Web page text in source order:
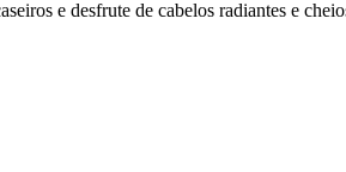
e desfrute de cabelos radiantes e